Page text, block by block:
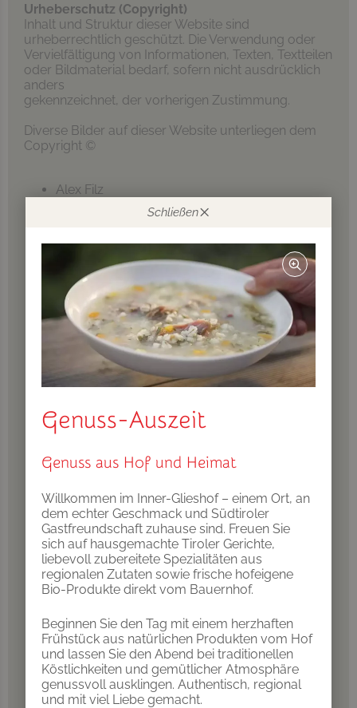
Urheberschutz (Copyright)
Inhalt und Struktur dieser Website sind
urheberrechtlich geschützt. Die Verwendung oder
Vervielfältigung von Informationen, Texten, Textteilen
oder Bildmaterial bedarf, sofern nicht ausdrücklich
anders
gekennzeichnet, der vorherigen Zustimmung.
Diverse Bilder auf dieser Website unterliegen dem
Copyright ©
Alex Filz
BENJAMIN PFITSCHER
Felix Telser
Foto: Frieder Blickle
Frieder Blickle
Frieder Blickle f
Frieder Blickle für Südtiroler Bauernbund
Frieder Blickle für Vinschgau Marketing
Frieder Blickle fuer Roter Hahn
Frieder Blickle fuer Südtiroler Bauernbund /
Roter Hahn
Frieder Blickle fuer Suedtiroler Bauernbund,
Roter Hahn
Frieder Blickle fuer das Vinschgau
IDM Südtirol-Alto Adige/Armin Terzer
IDM Südtirol-Alto Adige/Marion Lafogler
IDM Südtirol-Alto Adige/Patrick
Schwienbacher
IDM Südtirol-STA/Manuela Tessaro
IDM/Südtiroler Apfelkonsortium/Patrick
Schwienbacher
MillefloreImages
Ruepp Martin
bauernbund, s
frieder blickle f
www.manuelpazeller.com
Schließen
Genuss-Auszeit
Genuss aus Hof und Heimat
Willkommen im Inner-Glieshof – einem Ort, an
dem echter Geschmack und Südtiroler
Gastfreundschaft zuhause sind. Freuen Sie
sich auf hausgemachte Tiroler Gerichte,
liebevoll zubereitete Spezialitäten aus
regionalen Zutaten sowie frische hofeigene
Bio-Produkte direkt vom Bauernhof.
Beginnen Sie den Tag mit einem herzhaften
Frühstück aus natürlichen Produkten vom Hof
und lassen Sie den Abend bei traditionellen
Köstlichkeiten und gemütlicher Atmosphäre
genussvoll ausklingen. Authentisch, regional
und mit viel Liebe gemacht.